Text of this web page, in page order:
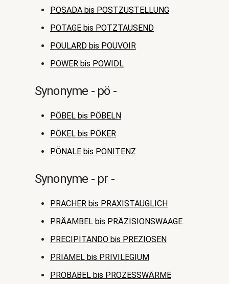
POSADA bis POSTZUSTELLUNG
POTAGE bis POTZTAUSEND
POULARD bis POUVOIR
POWER bis POWIDL
Synonyme - pö -
PÖBEL bis PÖBELN
PÖKEL bis PÖKER
PÖNALE bis PÖNITENZ
Synonyme - pr -
PRACHER bis PRAXISTAUGLICH
PRÄAMBEL bis PRÄZISIONSWAAGE
PRECIPITANDO bis PREZIOSEN
PRIAMEL bis PRIVILEGIUM
PROBABEL bis PROZESSWÄRME